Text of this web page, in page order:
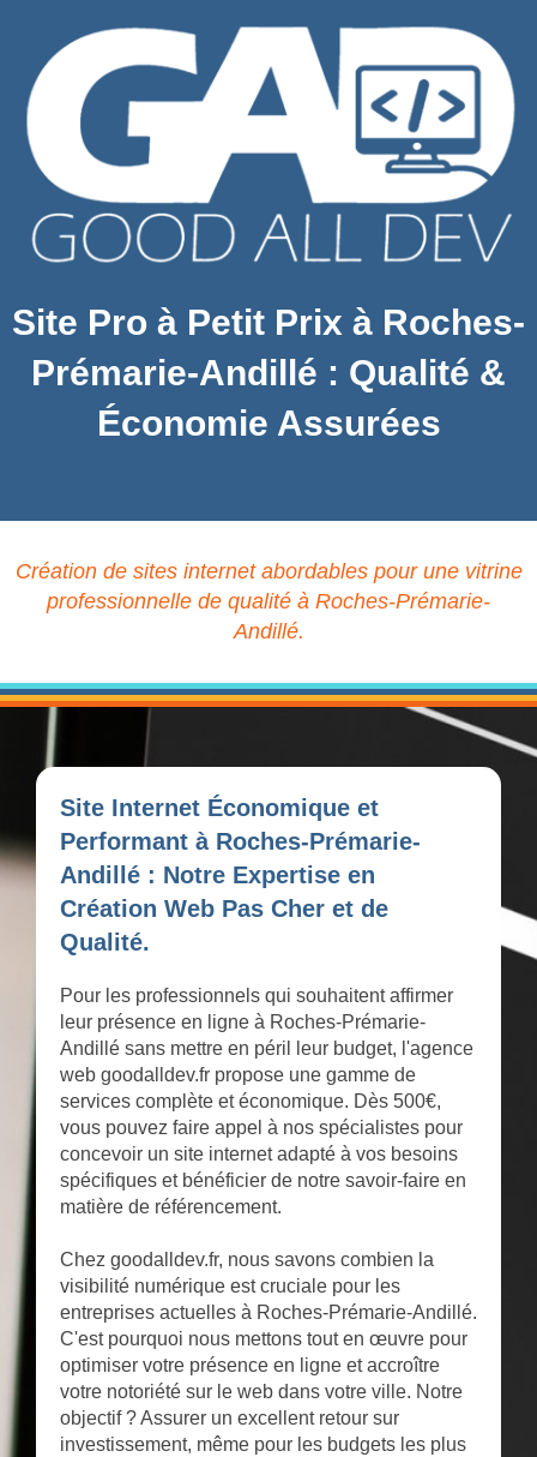
Site Pro à Petit Prix à Roches-
Prémarie-Andillé : Qualité &
Économie Assurées
Création de sites internet abordables pour une vitrine
professionnelle de qualité à Roches-Prémarie-
Andillé.
Site Internet Économique et
Performant à Roches-Prémarie-
Andillé : Notre Expertise en
Création Web Pas Cher et de
Qualité.
Pour les professionnels qui souhaitent affirmer
leur présence en ligne à Roches-Prémarie-
Andillé sans mettre en péril leur budget, l'agence
web goodalldev.fr propose une gamme de
services complète et économique. Dès 500€,
vous pouvez faire appel à nos spécialistes pour
concevoir un site internet adapté à vos besoins
spécifiques et bénéficier de notre savoir-faire en
matière de référencement.
Chez goodalldev.fr, nous savons combien la
visibilité numérique est cruciale pour les
entreprises actuelles à Roches-Prémarie-Andillé.
C'est pourquoi nous mettons tout en œuvre pour
optimiser votre présence en ligne et accroître
votre notoriété sur le web dans votre ville. Notre
objectif ? Assurer un excellent retour sur
investissement, même pour les budgets les plus